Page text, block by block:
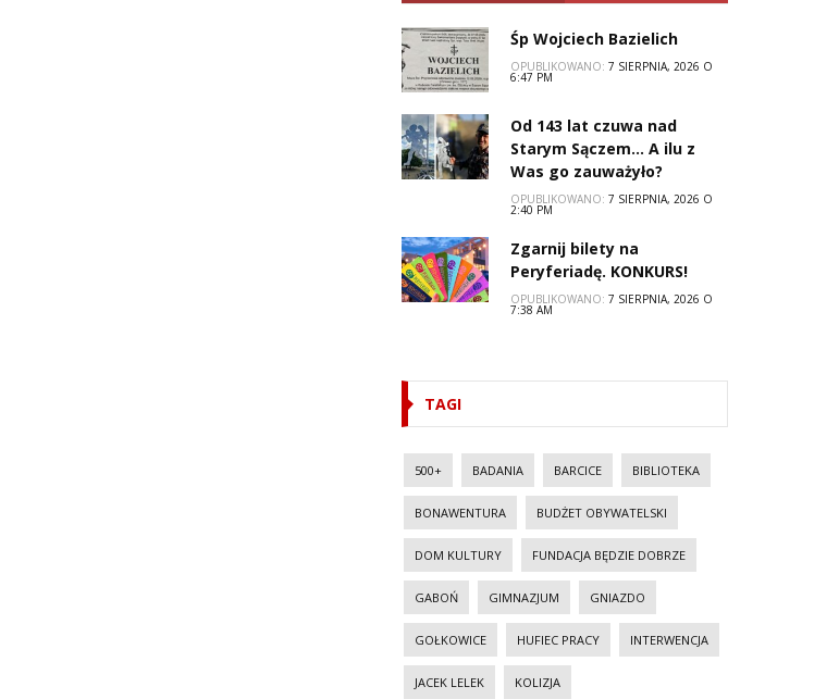
Śp Wojciech Bazielich
OPUBLIKOWANO: 7 SIERPNIA, 2026 O
6:47 PM
Od 143 lat czuwa nad
Starym Sączem… A ilu z
Was go zauważyło?
OPUBLIKOWANO: 7 SIERPNIA, 2026 O
2:40 PM
Zgarnij bilety na
Peryferiadę. KONKURS!
OPUBLIKOWANO: 7 SIERPNIA, 2026 O
7:38 AM
TAGI
500+ BADANIA BARCICE BIBLIOTEKA
BONAWENTURA BUDŻET OBYWATELSKI
DOM KULTURY FUNDACJA BĘDZIE DOBRZE
GABOŃ GIMNAZJUM GNIAZDO
GOŁKOWICE HUFIEC PRACY INTERWENCJA
JACEK LELEK KOLIZJA